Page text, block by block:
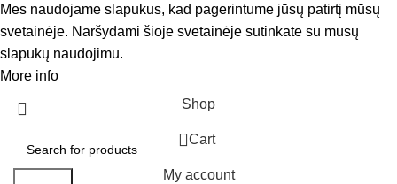
Mes naudojame slapukus, kad pagerintume jūsų patirtį mūsų
svetainėje. Naršydami šioje svetainėje sutinkate su mūsų
slapukų naudojimu.
More info
Shop
0 Cart
My account